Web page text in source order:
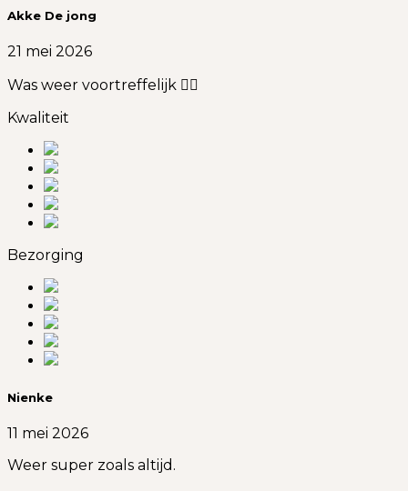
Akke De jong
21 mei 2026
Was weer voortreffelijk 👍🏻
Kwaliteit
Bezorging
Nienke
11 mei 2026
Weer super zoals altijd.